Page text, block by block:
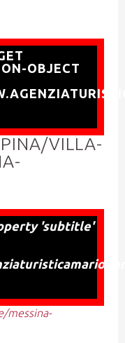
OBJECT
VILLA-
'subtitle'
messina-